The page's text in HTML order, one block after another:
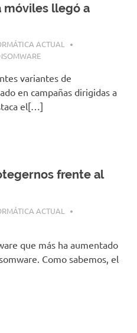
móviles llegó a
ACTUAL
variantes de
en campañas dirigidas a
el[…]
frente al
ACTUAL
que más ha aumentado
Como sabemos, el